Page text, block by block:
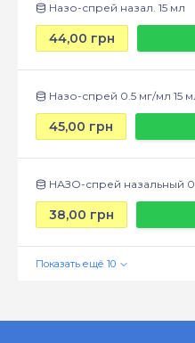
Назо-спрей назал. 15 мл
44,00 грн
Назо-спрей 0.5 мг/мл 15
45,00 грн
НАЗО-спрей назальный
38,00 грн